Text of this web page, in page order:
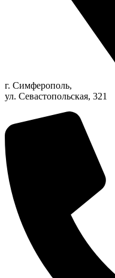
г. Симферополь,
ул. Севастопольская, 321